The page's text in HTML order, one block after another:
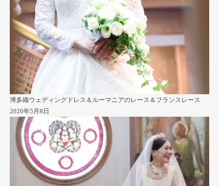
博多織ウェディングドレス＆ルーマニアのレース＆フランスレース
2020年5月8日